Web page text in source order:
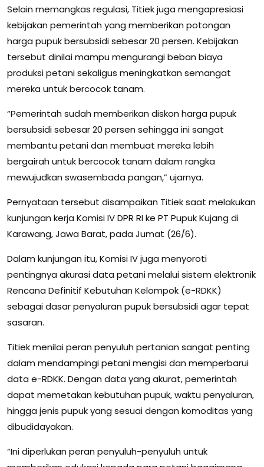
Selain memangkas regulasi, Titiek juga mengapresiasi
kebijakan pemerintah yang memberikan potongan
harga pupuk bersubsidi sebesar 20 persen. Kebijakan
tersebut dinilai mampu mengurangi beban biaya
produksi petani sekaligus meningkatkan semangat
mereka untuk bercocok tanam.
“Pemerintah sudah memberikan diskon harga pupuk
bersubsidi sebesar 20 persen sehingga ini sangat
membantu petani dan membuat mereka lebih
bergairah untuk bercocok tanam dalam rangka
mewujudkan swasembada pangan,” ujarnya.
Pernyataan tersebut disampaikan Titiek saat melakukan
kunjungan kerja Komisi IV DPR RI ke PT Pupuk Kujang di
Karawang, Jawa Barat, pada Jumat (26/6).
Dalam kunjungan itu, Komisi IV juga menyoroti
pentingnya akurasi data petani melalui sistem elektronik
Rencana Definitif Kebutuhan Kelompok (e-RDKK)
sebagai dasar penyaluran pupuk bersubsidi agar tepat
sasaran.
Titiek menilai peran penyuluh pertanian sangat penting
dalam mendampingi petani mengisi dan memperbarui
data e-RDKK. Dengan data yang akurat, pemerintah
dapat memetakan kebutuhan pupuk, waktu penyaluran,
hingga jenis pupuk yang sesuai dengan komoditas yang
dibudidayakan.
“Ini diperlukan peran penyuluh-penyuluh untuk